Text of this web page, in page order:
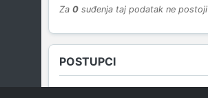
Za 0 suđenja taj podatak ne postoji
POSTUPCI